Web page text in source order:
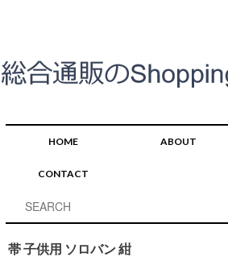
HOME ABOUT
CONTACT
帯 子供用 ソロバン 紺